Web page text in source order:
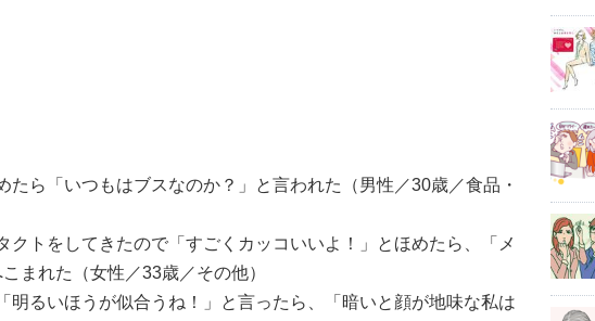
たら「いつもはブスなのか？」と言われた（男性／30歳／食品・
クトをしてきたので「すごくカッコいいよ！」とほめたら、「メ
まれた（女性／33歳／その他）
明るいほうが似合うね！」と言ったら、「暗いと顔が地味な私は